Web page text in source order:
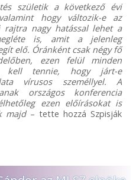
születik a következő évi
hogy változik-e az
rajtra nagy hatással lehet a
is, amit a jelenleg
elő. Óránként csak négy fő
ezen felül minden
kell tennie, hogy járt-e
vírusos személlyel. A
országos konferencia
ezen előírásokat is
majd– tette hozzá Szpisják